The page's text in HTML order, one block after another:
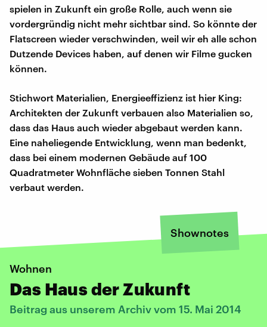
spielen in Zukunft ein große Rolle, auch wenn sie
vordergründig nicht mehr sichtbar sind. So könnte der
Flatscreen wieder verschwinden, weil wir eh alle schon
Dutzende Devices haben, auf denen wir Filme gucken
können.
Stichwort Materialien, Energieeffizienz ist hier King:
Architekten der Zukunft verbauen also Materialien so,
dass das Haus auch wieder abgebaut werden kann.
Eine naheliegende Entwicklung, wenn man bedenkt,
dass bei einem modernen Gebäude auf 100
Quadratmeter Wohnfläche sieben Tonnen Stahl
verbaut werden.
Shownotes
Wohnen
Das Haus der Zukunft
Beitrag aus unserem Archiv vom 15. Mai 2014